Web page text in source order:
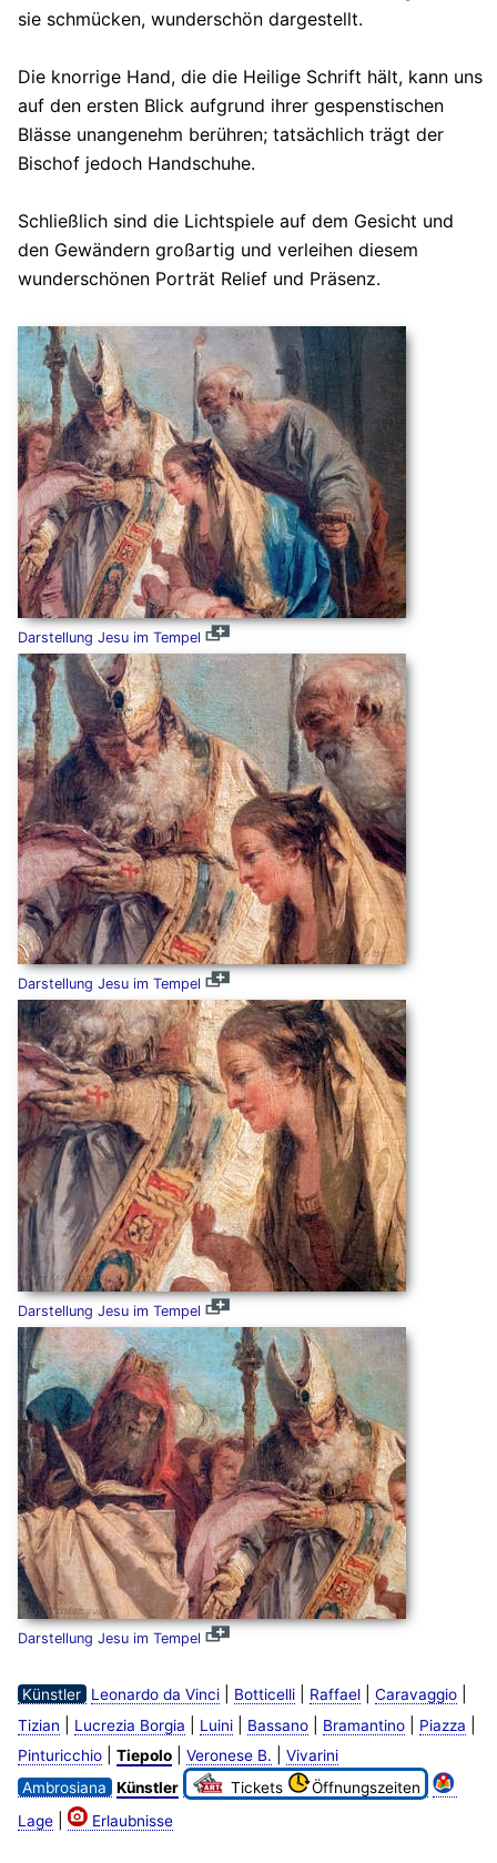
sie schmücken, wunderschön dargestellt.
Die knorrige Hand, die die Heilige Schrift hält, kann uns
auf den ersten Blick aufgrund ihrer gespenstischen
Blässe unangenehm berühren; tatsächlich trägt der
Bischof jedoch Handschuhe.
Schließlich sind die Lichtspiele auf dem Gesicht und
den Gewändern großartig und verleihen diesem
wunderschönen Porträt Relief und Präsenz.
Darstellung Jesu im Tempel
Darstellung Jesu im Tempel
Darstellung Jesu im Tempel
Darstellung Jesu im Tempel
Künstler Leonardo da Vinci| Botticelli| Raffael| Caravaggio|
Tizian Lucrezia Borgia Luini| Bassano| Bramantino| Piazza
Pinturicchio| Tiepolo| Veronese B.
Vivarini
Ambrosiana
Künstler Tickets
Öffnungszeiten
Lage| Erlaubnisse